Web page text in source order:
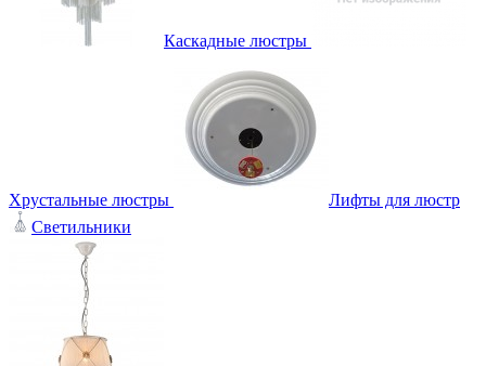
Каскадные люстры
Хрустальные люстры
Лифты для люстр
Светильники